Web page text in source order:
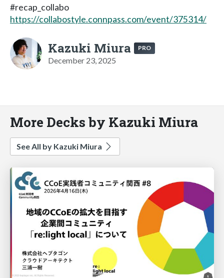
#recap_collabo
https://collabostyle.connpass.com/event/375314/
Kazuki Miura PRO
December 23, 2025
More Decks by Kazuki Miura
See All by Kazuki Miura